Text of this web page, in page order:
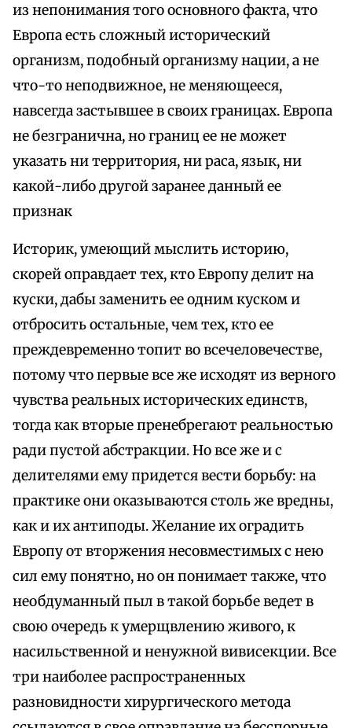
из непонимания того основного факта, что
Европа есть сложный исторический
организм, подобный организму нации, а не
что-то неподвижное, не меняющееся,
навсегда застывшее в своих границах. Европа
не безгранична, но границ ее не может
указать ни территория, ни раса, язык, ни
какой-либо другой заранее данный ее
признак
Историк, умеющий мыслить историю,
скорей оправдает тех, кто Европу делит на
куски, дабы заменить ее одним куском и
отбросить остальные, чем тех, кто ее
преждевременно топит во всечеловечестве,
потому что первые все же исходят из верного
чувства реальных исторических единств,
тогда как вторые пренебрегают реальностью
ради пустой абстракции. Но все же и с
делителями ему придется вести борьбу: на
практике они оказываются столь же вредны,
как и их антиподы. Желание их оградить
Европу от вторжения несовместимых с нею
сил ему понятно, но он понимает также, что
необдуманный пыл в такой борьбе ведет в
свою очередь к умерщвлению живого, к
насильственной и ненужной вивисекции. Все
три наиболее распространенных
разновидности хирургического метода